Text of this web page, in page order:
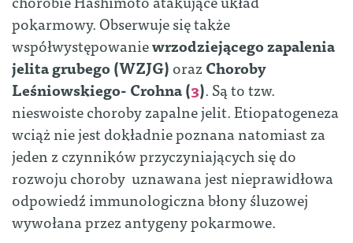
pokarmowy. Obserwuje się także
współwystępowaniewrzodziejącego zapalenia
jelita grubego (WZJG)orazChoroby
Leśniowskiego- Crohna (3). Są to tzw.
nieswoiste choroby zapalne jelit. Etiopatogeneza
wciąż nie jest dokładnie poznana natomiast za
jeden z czynników przyczyniających się do
rozwoju choroby uznawana jest nieprawidłowa
odpowiedź immunologiczna błony śluzowej
wywołana przez antygeny pokarmowe.